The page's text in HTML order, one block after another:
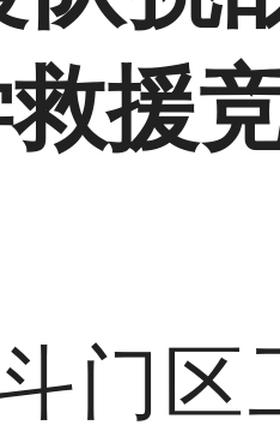
援
门区